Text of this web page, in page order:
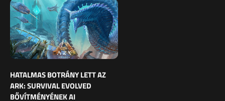
HATALMAS BOTRÁNY LETT AZ
ARK: SURVIVAL EVOLVED
BŐVÍTMÉNYÉNEK AI